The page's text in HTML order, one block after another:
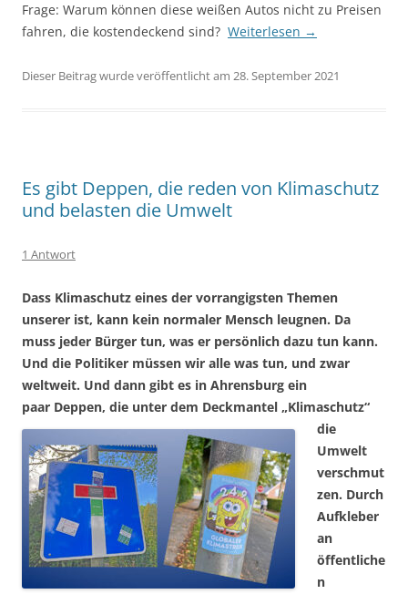
Frage: Warum können diese weißen Autos nicht zu Preisen
fahren, die kostendeckend sind? Weiterlesen →
Dieser Beitrag wurde veröffentlicht am 28. September 2021
Es gibt Deppen, die reden von Klimaschutz
und belasten die Umwelt
1 Antwort
Dass Klimaschutz eines der vorrangigsten Themen
unserer ist, kann kein normaler Mensch leugnen. Da
muss jeder Bürger tun, was er persönlich dazu tun kann.
Und die Politiker müssen wir alle was tun, und zwar
weltweit. Und dann gibt es in Ahrensburg ein
paar Deppen, die unter dem Deckmantel „Klimaschutz“
die
Umwelt
verschmut
zen. Durch
Aufkleber
an
öffentliche
n